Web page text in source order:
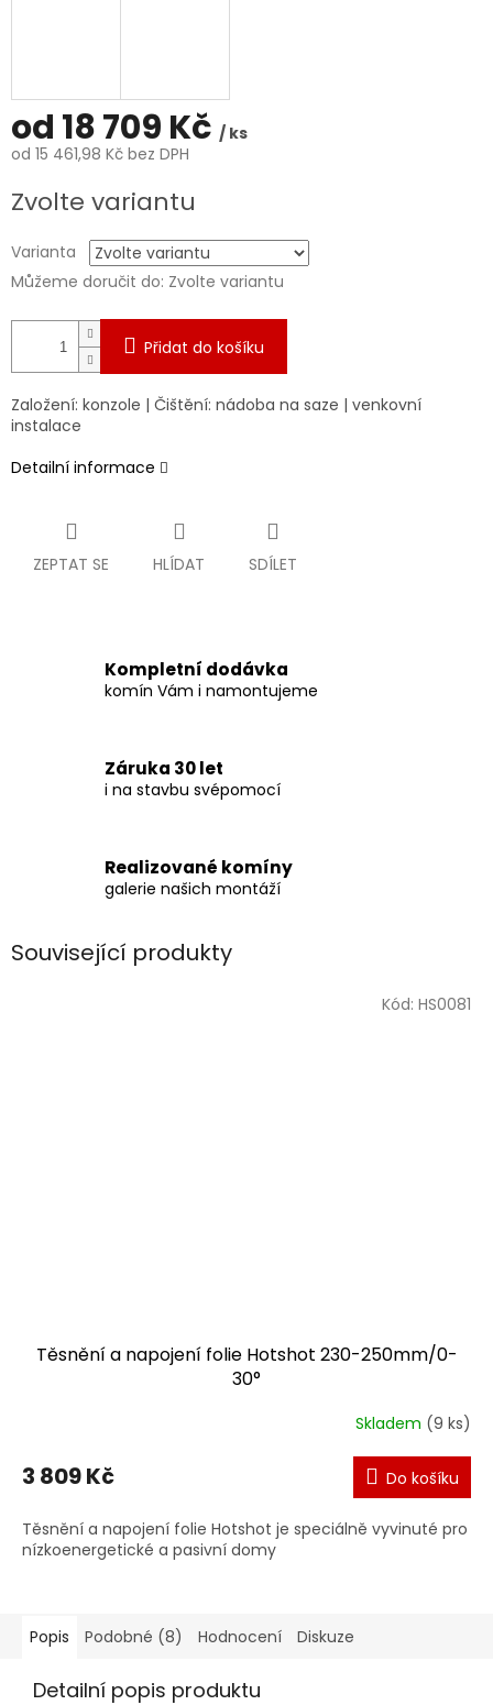
od 18 709 Kč / ks
od 15 461,98 Kč bez DPH
cena:
Zvolte variantu
Varianta
Můžeme doručit do: Zvolte variantu
Přidat do košíku
Založení: konzole | Čištění: nádoba na saze | venkovní
instalace
Detailní informace
ZEPTAT SE HLÍDAT SDÍLET
Kompletní dodávka
komín Vám i namontujeme
Záruka 30 let
i na stavbu svépomocí
Realizované komíny
galerie našich montáží
Související produkty
Těsnění a napojení folie Hotshot 230-250mm/0-
30°
Skladem (9 ks)
3 809 Kč Do košíku
Těsnění a napojení folie Hotshot je speciálně vyvinuté pro
nízkoenergetické a pasivní domy
Kód: HS0081
Popis Podobné (8) Hodnocení Diskuze
Detailní popis produktu